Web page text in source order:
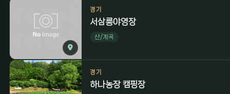
경기
서삼릉야영장
산/계곡
경기
하나농장 캠핑장